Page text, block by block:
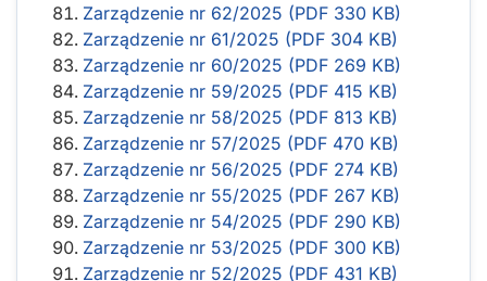
Zarządzenie nr 62/2025 (PDF 330 KB)
Zarządzenie nr 61/2025 (PDF 304 KB)
Zarządzenie nr 60/2025 (PDF 269 KB)
Zarządzenie nr 59/2025 (PDF 415 KB)
Zarządzenie nr 58/2025 (PDF 813 KB)
Zarządzenie nr 57/2025 (PDF 470 KB)
Zarządzenie nr 56/2025 (PDF 274 KB)
Zarządzenie nr 55/2025 (PDF 267 KB)
Zarządzenie nr 54/2025 (PDF 290 KB)
Zarządzenie nr 53/2025 (PDF 300 KB)
Zarządzenie nr 52/2025 (PDF 431 KB)